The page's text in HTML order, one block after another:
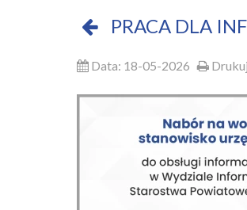
PRACA DLA
Data: 18-05-2026 Drukuj